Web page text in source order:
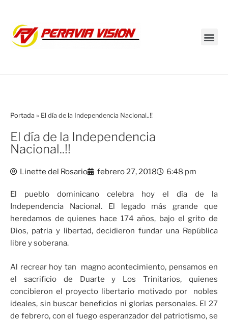
Portada » El día de la Independencia Nacional..!!
El día de la Independencia
Nacional..!!
Linette del Rosario febrero 27, 2018 6:48 pm
El pueblo dominicano celebra hoy el día de la
Independencia Nacional. El legado más grande que
heredamos de quienes hace 174 años, bajo el grito de
Dios, patria y libertad, decidieron fundar una República
libre y soberana.
Al recrear hoy tan magno acontecimiento, pensamos en
el sacrificio de Duarte y Los Trinitarios, quienes
concibieron el proyecto libertario motivado por nobles
ideales, sin buscar beneficios ni glorias personales. El 27
de febrero, con el fuego esperanzador del patriotismo, se